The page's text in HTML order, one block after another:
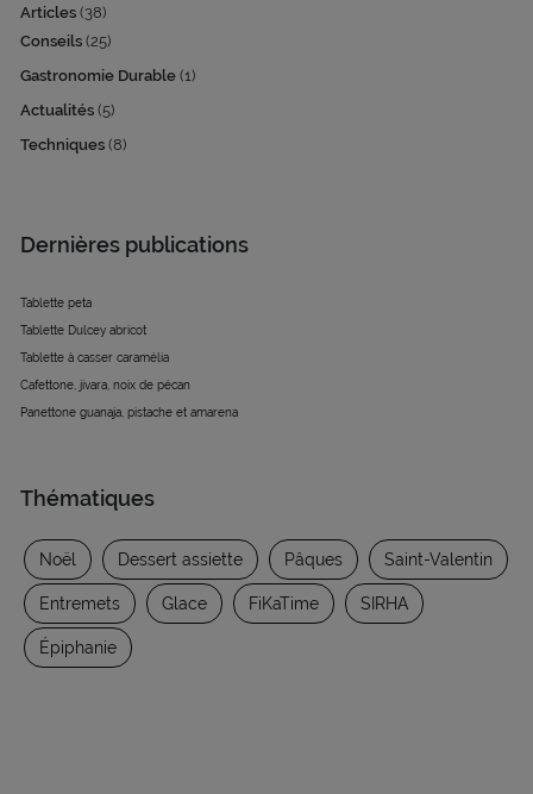
Articles (38)
Conseils (25)
Gastronomie Durable (1)
Actualités (5)
Techniques (8)
Dernières publications
Tablette peta
Tablette Dulcey abricot
Tablette à casser caramélia
Cafettone, jivara, noix de pécan
Panettone guanaja, pistache et amarena
Thématiques
Noël Dessert assiette Pâques Saint-Valentin
Entremets Glace FiKaTime SIRHA
Épiphanie